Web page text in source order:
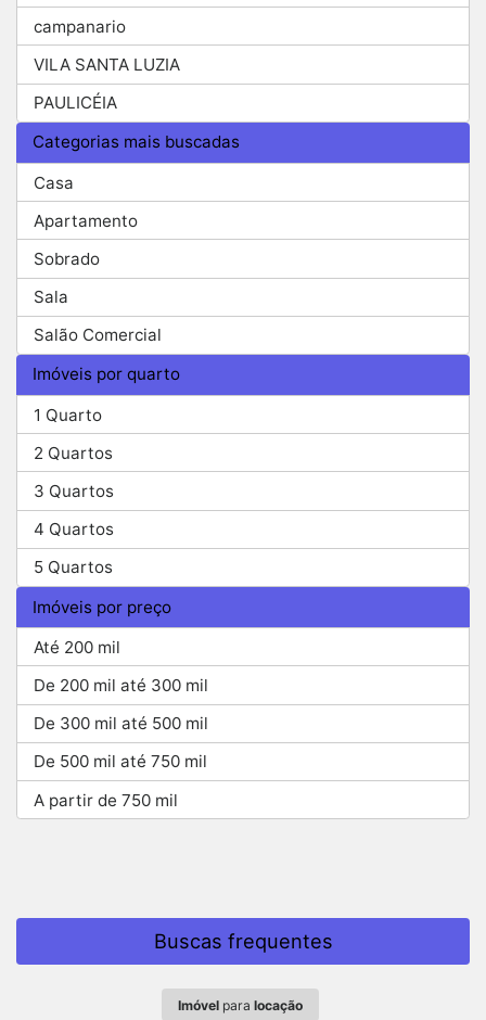
campanario
VILA SANTA LUZIA
PAULICÉIA
Categorias mais buscadas
Casa
Apartamento
Sobrado
Sala
Salão Comercial
Imóveis por quarto
1 Quarto
2 Quartos
3 Quartos
4 Quartos
5 Quartos
Imóveis por preço
Até 200 mil
De 200 mil até 300 mil
De 300 mil até 500 mil
De 500 mil até 750 mil
A partir de 750 mil
Buscas frequentes
Imóvel para locação